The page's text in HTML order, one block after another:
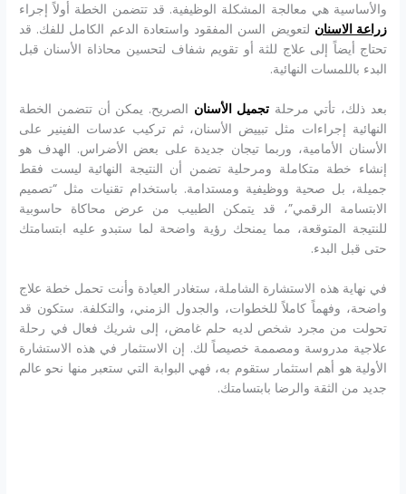
والأساسية هي معالجة المشكلة الوظيفية. قد تتضمن الخطة أولاً إجراء
زراعة الاسنان لتعويض السن المفقود واستعادة الدعم الكامل للفك. قد
تحتاج أيضاً إلى علاج للثة أو تقويم شفاف لتحسين محاذاة الأسنان قبل
البدء باللمسات النهائية.
بعد ذلك، تأتي مرحلةتجميل الأسنان الصريح. يمكن أن تتضمن الخطة
النهائية إجراءات مثل تبييض الأسنان، ثم تركيب عدسات الفينير على
الأسنان الأمامية، وربما تيجان جديدة على بعض الأضراس. الهدف هو
إنشاء خطة متكاملة ومرحلية تضمن أن النتيجة النهائية ليست فقط
جميلة، بل صحية ووظيفية ومستدامة. باستخدام تقنيات مثل “تصميم
الابتسامة الرقمي”، قد يتمكن الطبيب من عرض محاكاة حاسوبية
للنتيجة المتوقعة، مما يمنحك رؤية واضحة لما ستبدو عليه ابتسامتك
حتى قبل البدء.
في نهاية هذه الاستشارة الشاملة، ستغادر العيادة وأنت تحمل خطة علاج
واضحة، وفهماً كاملاً للخطوات، والجدول الزمني، والتكلفة. ستكون قد
تحولت من مجرد شخص لديه حلم غامض، إلى شريك فعال في رحلة
علاجية مدروسة ومصممة خصيصاً لك. إن الاستثمار في هذه الاستشارة
الأولية هو أهم استثمار ستقوم به، فهي البوابة التي ستعبر منها نحو عالم
جديد من الثقة والرضا بابتسامتك.